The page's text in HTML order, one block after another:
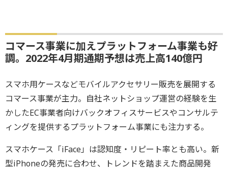
コマース事業に加えプラットフォーム事業も好
調。2022年4月期通期予想は売上高140億円
スマホ用ケースなどモバイルアクセサリー販売を展開する
コマース事業が主力。自社ネットショップ運営の経験を生
かしたEC事業者向けバックオフィスサービスやコンサルテ
ィングを提供するプラットフォーム事業にも注力する。
スマホケース「iFace」は認知度・リピート率とも高い。新
型iPhoneの発売に合わせ、トレンドを踏まえた商品開発